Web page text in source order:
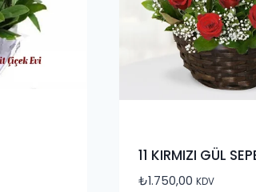
11 KIRMIZI GÜL
₺1.750,00 KDV